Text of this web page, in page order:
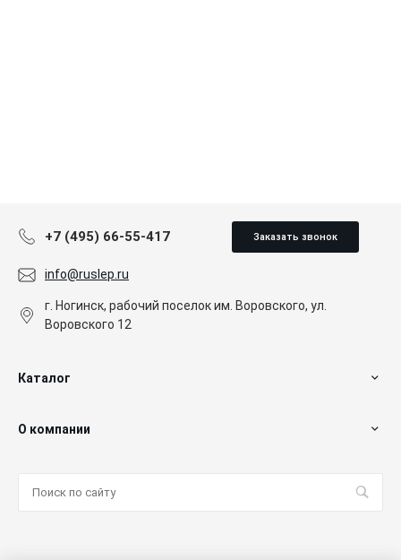
+7 (495) 66-55-417 Заказать звонок
info@ruslep.ru
г. Ногинск, рабочий поселок им. Воровского, ул.
Воровского 12
Каталог
О компании